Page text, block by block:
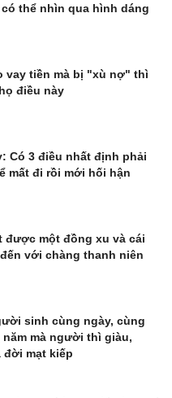
thể nhìn qua hình dáng
vay tiền mà bị "xù nợ" thì
điều này
Có 3 điều nhất định phải
mất đi rồi mới hối hận
được một đồng xu và cái
với chàng thanh niên
sinh cùng ngày, cùng
mà người thì giàu,
mạt kiếp